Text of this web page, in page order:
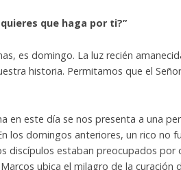
quieres que haga por ti?”
es domingo. La luz recién
historia. Permitamos que el
en este día se nos presenta a una
los domingos anteriores, un rico no
discípulos estaban preocupados por
ubica el milagro de la curación